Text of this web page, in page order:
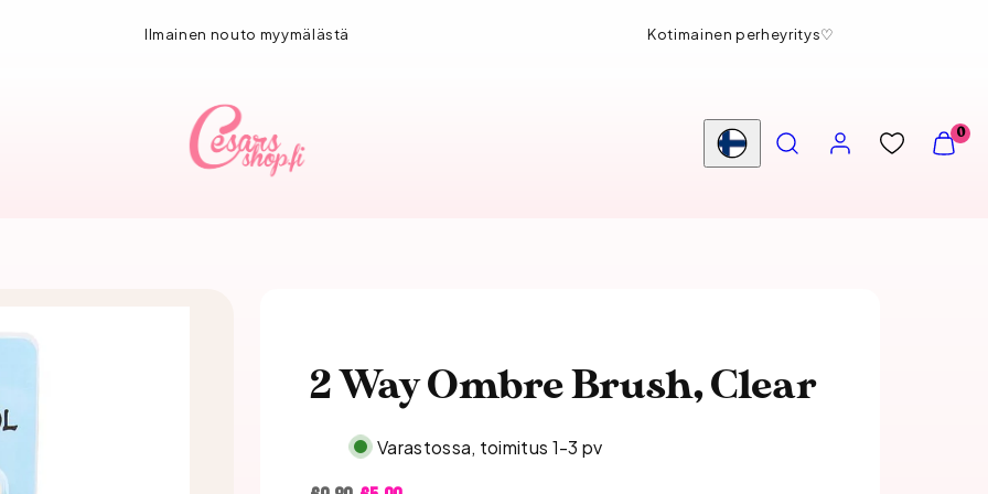
1-3 vuorokauden toimitus! Ilmainen nouto myymälästä
Maa/alue
HAE
NÄYTÄ
0
2 Way Ombre Brush, Clear
Varastossa, toimitus 1-3 pv